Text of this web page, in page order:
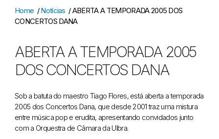
Home /Notícias /ABERTA A TEMPORADA 2005 DOS
CONCERTOS DANA
ABERTA A TEMPORADA 2005
DOS CONCERTOS DANA
Sob a batuta do maestro Tiago Flores, está aberta a temporada
2005 dos Concertos Dana, que desde 2001 traz uma mistura
entre música pop e erudita, apresentando convidados junto
com a Orquestra de Câmara da Ulbra.